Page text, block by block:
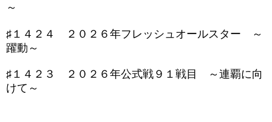
～
♯１４２４ ２０２６年フレッシュオールスター ～
躍動～
♯１４２３ ２０２６年公式戦９１戦目 ～連覇に向
けて～